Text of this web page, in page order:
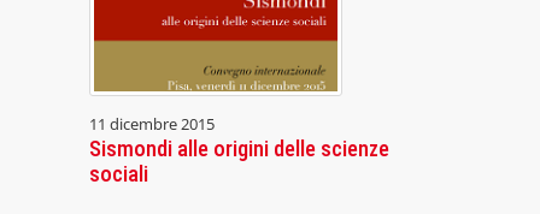
11 dicembre 2015
Sismondi alle origini delle scienze
sociali